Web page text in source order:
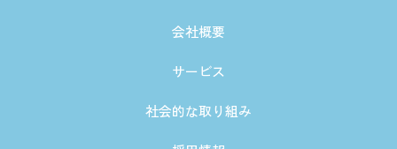
会社概要
サービス
社会的な取り組み